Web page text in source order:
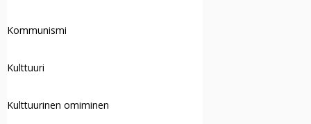
Kommunismi
Kulttuuri
Kulttuurinen omiminen